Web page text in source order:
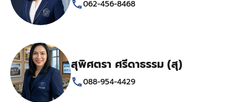
062-456-8468
สุพิศตรา ศรีดาธรรม (สุ)
088-954-4429